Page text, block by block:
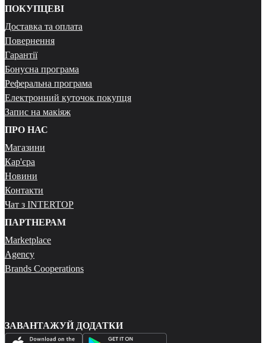
ПОКУПЦЕВІ
Доставка та оплата
Повернення
Гарантії
Бонусна програма
Реферальна програма
Електронний куточок покупця
Запис на макіяж
ПРО НАС
Магазини
Кар'єра
Новини
Контакти
Чат з INTERTOP
ПАРТНЕРАМ
Marketplace
Agency
Brands Cooperations
ЗАВАНТАЖУЙ ДОДАТКИ